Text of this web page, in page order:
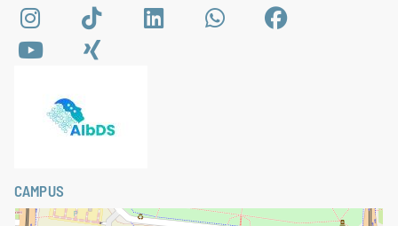
CAMPUS